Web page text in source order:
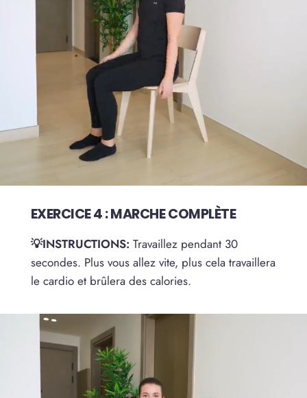
EXERCICE 4 : MARCHE COMPLÈTE
💡INSTRUCTIONS: Travaillez pendant 30
secondes. Plus vous allez vite, plus cela travaillera
le cardio et brûlera des calories.